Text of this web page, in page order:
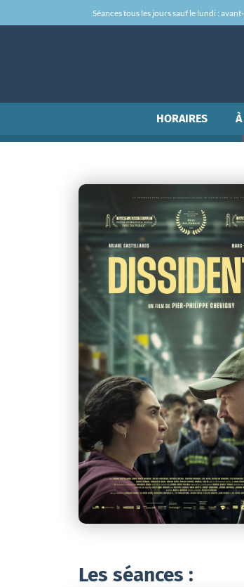
Séances tous les jours sauf le lundi :
HORAIRES À
Les séances :